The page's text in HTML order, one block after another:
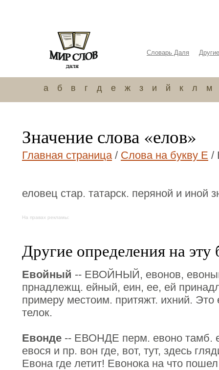
Словарь Даля
а б в г д е ж з и й к л м
Значение слова «елов»
Главная страница/ Слова на букву Е /
еловец стар. татарск. перяной и иной
На правах рекламы:
Другие определения на эту
Евойный -- ЕВОЙНЫЙ, евонов,
прнадлежщ. ейный, еин, ее, ей
примеру местоим. притяжт. ихний.
телок.
Евонде -- ЕВОНДЕ перм. евоно тамб.
евося и пр. вон где, вот, тут, здесь
Евона где летит! Евонока на что